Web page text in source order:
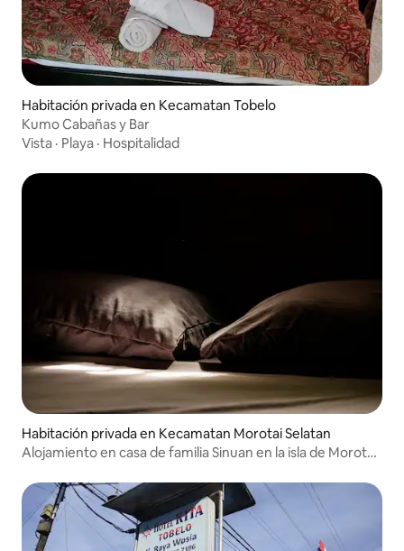
Habitación privada en Kecamatan Tobelo
Kumo Cabañas y Bar
Vista · Playa · Hospitalidad
Habitación privada en Kecamatan Morotai Selatan
Alojamiento en casa de familia Sinuan en la isla de Morotai-